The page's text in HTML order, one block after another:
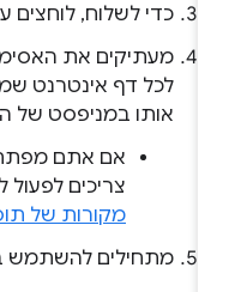
כדי לשלוח, לוחצים על
מעתיקים את האסימון
לכל דף אינטרנט
אותו במניפסט של
אם אתם
צריכים לפעול לפי
מקורות של
מתחילים להשתמש ב-Proofreader API.